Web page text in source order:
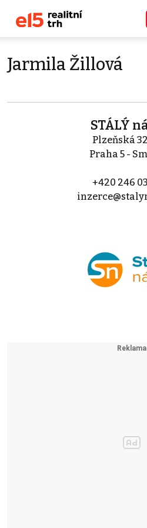
Jarmila Žillová
STÁLÝ
Plzeňská
Praha 5 -
+420 246